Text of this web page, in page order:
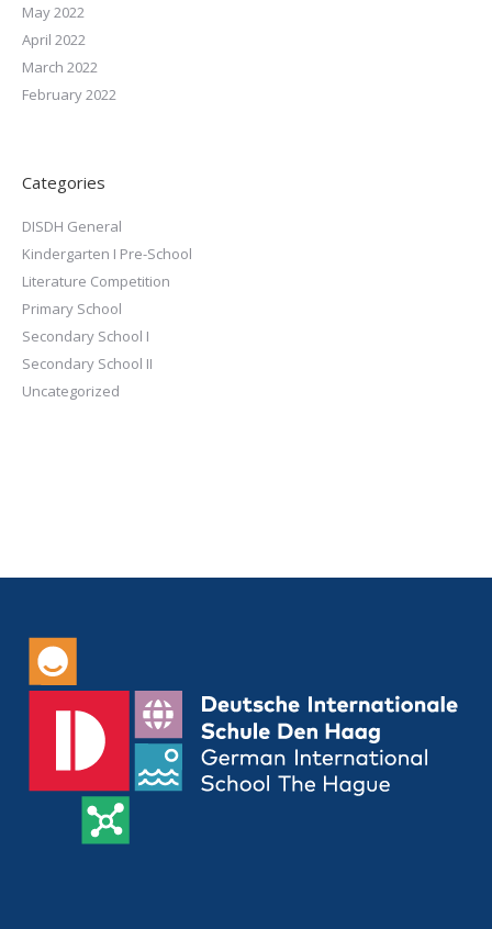
May 2022
April 2022
March 2022
February 2022
Categories
DISDH General
Kindergarten I Pre-School
Literature Competition
Primary School
Secondary School I
Secondary School II
Uncategorized